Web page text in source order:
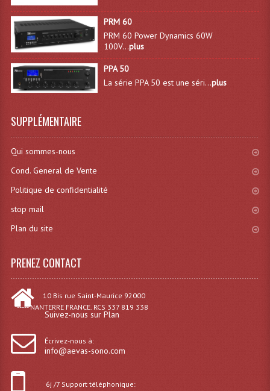
Table Mixages Et Contrôleurs & Consoles
Tables De Mixage DJ
Controleurs DJ USB / MP3
Effets LASERS
Laser Multi-Points
Lasers D'extérieur Multi-Points
PRM 60
PRM 60 Power Dynamics 60W
100V...plus
PPA 50
La série PPA 50 est une séri...plus
SUPPLÉMENTAIRE
Qui sommes-nous
Cond. General de Vente
Politique de confidentialité
stop mail
Plan du site
PRENEZ CONTACT
10 Bis rue Saint-Maurice 92000
----- NANTERRE FRANCE. RCS 337 819 338
Suivez-nous sur Plan
Écrivez-nous à:
info@aevas-sono.com
6j /7 Support téléphonique: